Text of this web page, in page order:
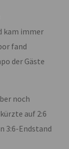
kam immer
fand
der Gäste
noch
auf 2:6
3:6-Endstand